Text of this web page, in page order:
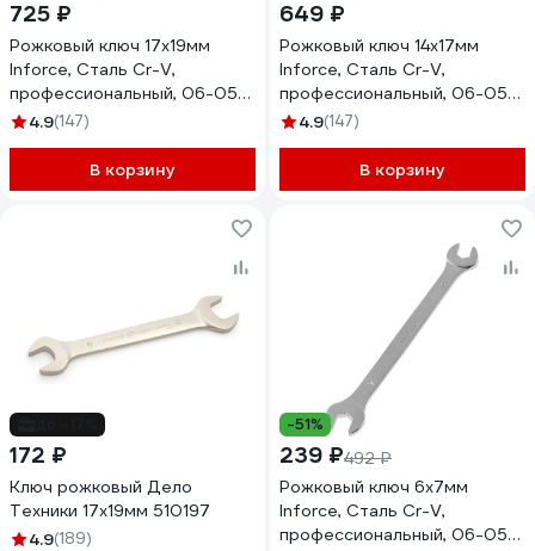
725 ₽
Рожковый ключ 17x19мм
Inforce, Сталь Cr-V,
профессиональный, 06-05-
634.9(147)
В корзину
649 ₽
Рожковый ключ 14x17мм
Inforce, Сталь Cr-V,
профессиональный, 06-05-
624.9(147)
В корзину
172 ₽
Ключ рожковый Дело
Техники 17х19мм 510197
4.9(189)
-51%
239 ₽492 ₽
Рожковый ключ 6x7мм
Inforce, Сталь Cr-V,
профессиональный, 06-05-